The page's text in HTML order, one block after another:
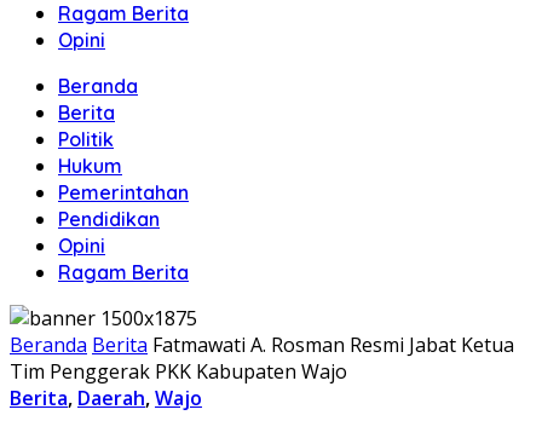
Ragam Berita
Opini
Beranda
Berita
Politik
Hukum
Pemerintahan
Pendidikan
Opini
Ragam Berita
Beranda Berita Fatmawati A. Rosman Resmi Jabat Ketua
Tim Penggerak PKK Kabupaten Wajo
Berita, Daerah,Wajo